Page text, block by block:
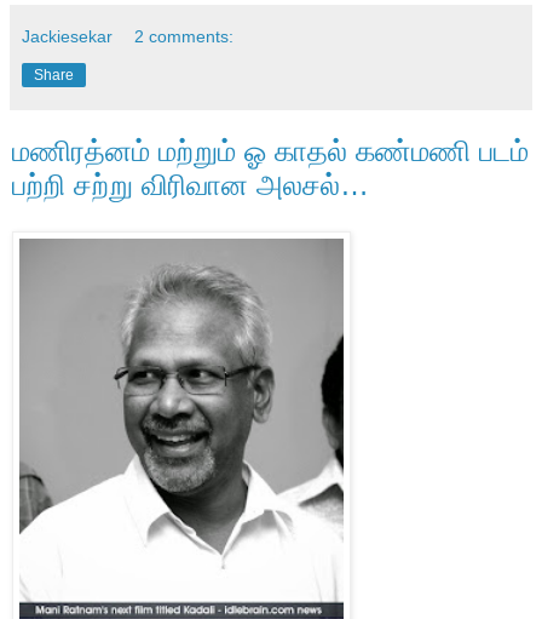
Jackiesekar 2 comments:
Share
மணிரத்னம் மற்றும் ஓ காதல் கண்மணி படம்
பற்றி சற்று விரிவான அலசல்…